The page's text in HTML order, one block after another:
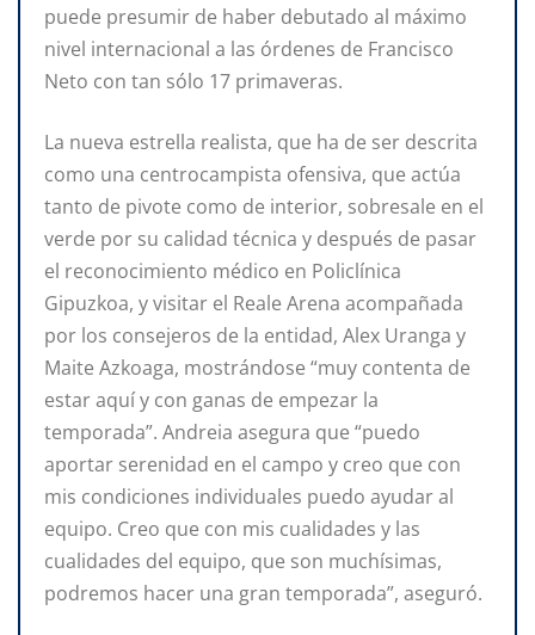
puede presumir de haber debutado al máximo
nivel internacional a las órdenes de Francisco
Neto con tan sólo 17 primaveras.
La nueva estrella realista, que ha de ser descrita
como una centrocampista ofensiva, que actúa
tanto de pivote como de interior, sobresale en el
verde por su calidad técnica y después de pasar
el reconocimiento médico en Policlínica
Gipuzkoa, y visitar el Reale Arena acompañada
por los consejeros de la entidad, Alex Uranga y
Maite Azkoaga, mostrándose “muy contenta de
estar aquí y con ganas de empezar la
temporada”. Andreia asegura que “puedo
aportar serenidad en el campo y creo que con
mis condiciones individuales puedo ayudar al
equipo. Creo que con mis cualidades y las
cualidades del equipo, que son muchísimas,
podremos hacer una gran temporada”, aseguró.